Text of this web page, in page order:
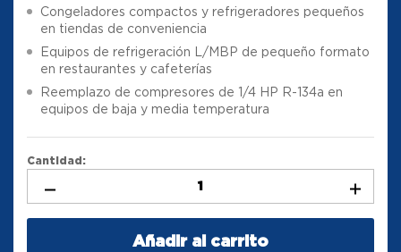
Congeladores compactos y refrigeradores pequeños
en tiendas de conveniencia
Equipos de refrigeración L/MBP de pequeño formato
en restaurantes y cafeterías
Reemplazo de compresores de 1/4 HP R-134a en
equipos de baja y media temperatura
Cantidad:
Añadir al carrito